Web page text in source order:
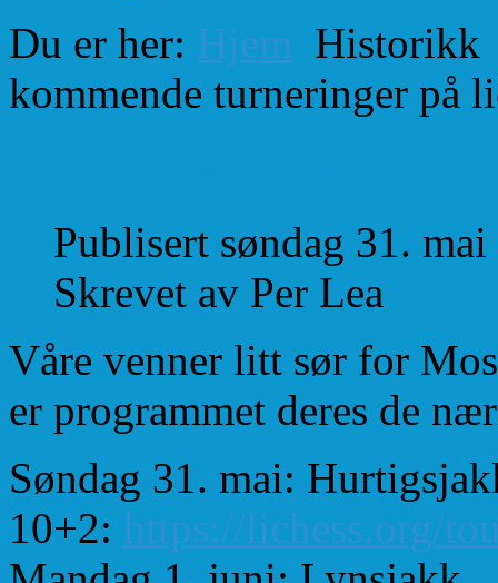
Du er her: Hjem Historikk
kommende turneringer på
Publisert søndag 31.
Skrevet av Per Lea
Våre venner litt sør for
er programmet deres de
Søndag 31. mai:
10+2: https://lichess.org/